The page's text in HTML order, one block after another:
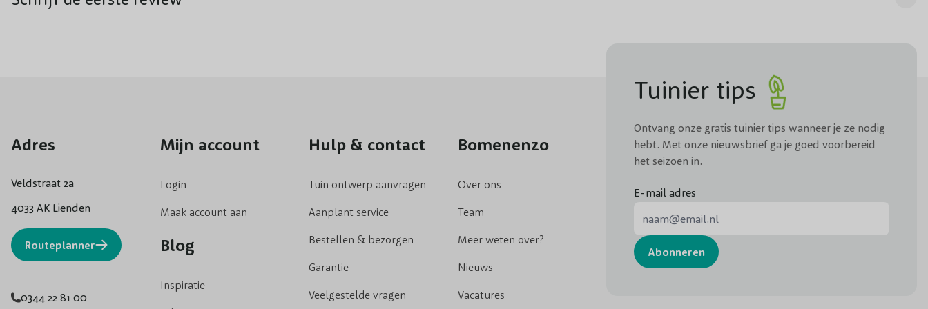
Adres
Veldstraat 2a
4033 AK Lienden
Routeplanner
0344 22 81 00
Mijn account
Login
Maak account aan
Blog
Inspiratie
Hulp & contact
Tuin ontwerp aanvragen
Aanplant service
Bestellen & bezorgen
Garantie
Veelgestelde vragen
Bomenenzo
Over ons
Team
Meer weten over?
Nieuws
Vacatures
Tuinier tips
Ontvang onze gratis tuinier tips wanneer je ze nodig
hebt. Met onze nieuwsbrief ga je goed voorbereid
het seizoen in.
E-mail adres
Abonneren